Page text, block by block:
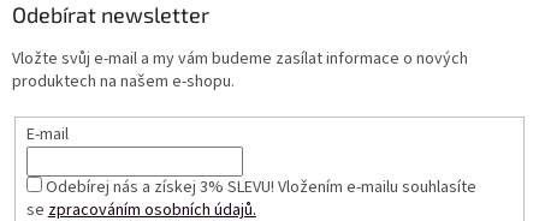
Odebírat newsletter
Vložte svůj e-mail a my vám budeme zasílat informace o nových
produktech na našem e-shopu.
E-mail
Odebírej nás a získej 3% SLEVU! Vložením e-mailu souhlasíte
sezpracováním osobních údajů.